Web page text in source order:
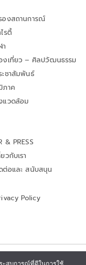
องสถานการณ์
รตี้
า
งเที่ยว – ศิลปวัฒนธรรม
ะชาสัมพันธ์
ภาค
แวดล้อม
& PRESS
วกับเรา
ต่อและ สนับสนุน
Policy